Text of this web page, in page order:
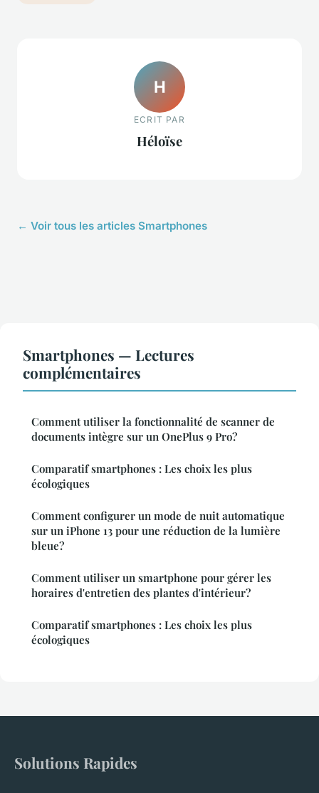
H
ECRIT PAR
Héloïse
← Voir tous les articles Smartphones
Smartphones — Lectures
complémentaires
Comment utiliser la fonctionnalité de scanner de
documents intègre sur un OnePlus 9 Pro?
Comparatif smartphones : Les choix les plus
écologiques
Comment configurer un mode de nuit automatique
sur un iPhone 13 pour une réduction de la lumière
bleue?
Comment utiliser un smartphone pour gérer les
horaires d'entretien des plantes d'intérieur?
Comparatif smartphones : Les choix les plus
écologiques
Solutions Rapides